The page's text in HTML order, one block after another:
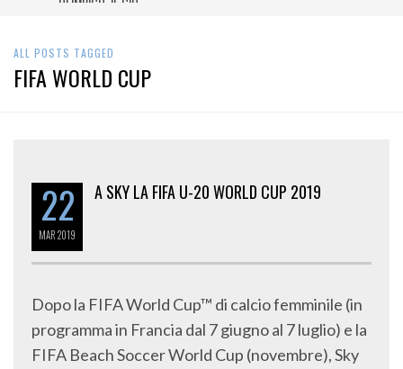
ALL POSTS TAGGED
FIFA WORLD CUP
22
MAR2019
A SKY LA FIFA U-20 WORLD CUP 2019
Dopo la FIFA World Cup™ di calcio femminile (in
programma in Francia dal 7 giugno al 7 luglio) e la
FIFA Beach Soccer World Cup (novembre), Sky